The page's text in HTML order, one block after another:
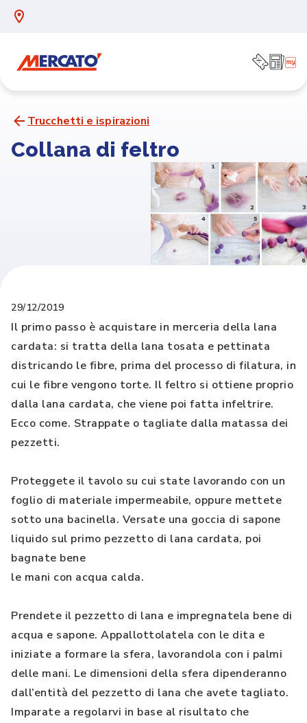
Trucchetti e ispirazioni
Collana di feltro
29/12/2019
Il primo passo è acquistare in merceria della lana
cardata: si tratta della lana tosata e pettinata
districando le fibre, prima del processo di filatura, in
cui le fibre vengono torte. Il feltro si ottiene proprio
dalla lana cardata, che viene poi fatta infeltrire.
Ecco come. Strappate o tagliate dalla matassa dei
pezzetti.
Proteggete il tavolo su cui state lavorando con un
foglio di materiale impermeabile, oppure mettete
sotto una bacinella. Versate una goccia di sapone
liquido sul primo pezzetto di lana cardata, poi
bagnate bene
le mani con acqua calda.
Prendete il pezzetto di lana e impregnatela bene di
acqua e sapone. Appallottolatela con le dita e
iniziate a formare la sfera, lavorandola con i palmi
delle mani. Le dimensioni della sfera dipenderanno
dall’entità del pezzetto di lana che avete tagliato.
Imparate a regolarvi in base al risultato che